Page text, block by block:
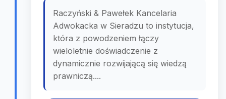
Raczyński & Pawełek Kancelaria
Adwokacka w Sieradzu to instytucja,
która z powodzeniem łączy
wieloletnie doświadczenie z
dynamicznie rozwijającą się wiedzą
prawniczą....